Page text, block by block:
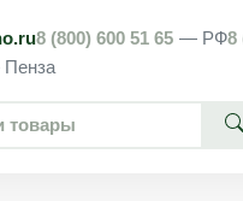
8 (800) 600 51 65 — РФ8